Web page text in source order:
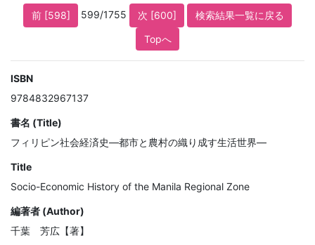
前 [598] 599/1755 次 [600]
検索結果一覧に戻る
Topへ
ISBN
9784832967137
書名 (Title)
フィリピン社会経済史―都市と農村の織り成す生活世界―
Title
Socio-Economic History of the Manila Regional Zone
編著者 (Author)
千葉 芳広【著】